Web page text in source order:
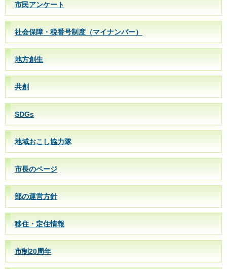
市民アンケート
社会保障・税番号制度（マイナンバー）
地方創生
共創
SDGs
地域おこし協力隊
市長のページ
部の運営方針
移住・定住情報
市制20周年